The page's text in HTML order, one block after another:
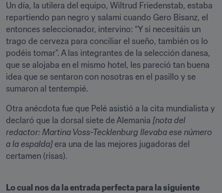
Un día, la utilera del equipo, Wiltrud Friedenstab, estaba
repartiendo pan negro y salami cuando Gero Bisanz, el
entonces seleccionador, intervino: “Y si necesitáis un
trago de cerveza para conciliar el sueño, también os lo
podéis tomar”. A las integrantes de la selección danesa,
que se alojaba en el mismo hotel, les pareció tan buena
idea que se sentaron con nosotras en el pasillo y se
sumaron al tentempié.
Otra anécdota fue que Pelé asistió a la cita mundialista y
declaró que la dorsal siete de Alemania [nota del
redactor: Martina Voss-Tecklenburg llevaba ese número
a la espalda] era una de las mejores jugadoras del
certamen (risas).
Lo cual nos da la entrada perfecta para la siguiente